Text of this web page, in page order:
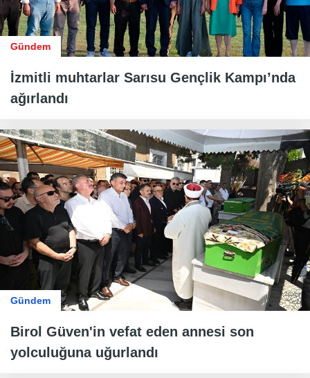
Gündem
İzmitli muhtarlar Sarısu Gençlik Kampı’nda
ağırlandı
Gündem
Birol Güven'in vefat eden annesi son
yolculuğuna uğurlandı